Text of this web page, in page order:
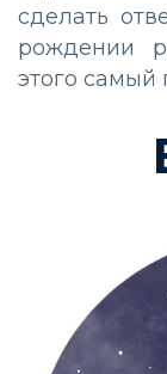
сделать
рождении
этого